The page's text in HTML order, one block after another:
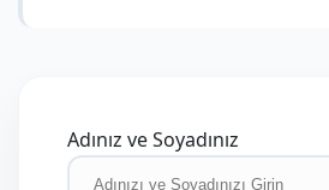
Adınız ve Soyadınız